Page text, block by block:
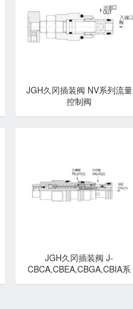
JGH久冈插装阀 NV系列流量
控制阀
JGH久冈插装阀 J-
CBCA,CBEA,CBGA,CBIA系